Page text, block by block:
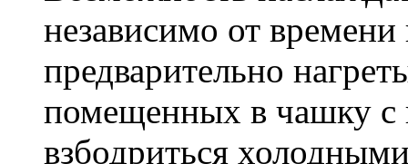
независимо от
предварительно
помещенных в чашку с
взбодриться